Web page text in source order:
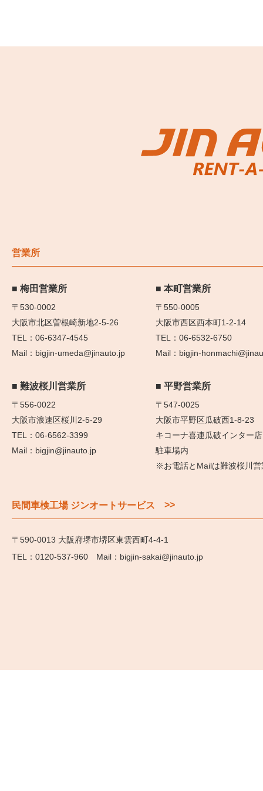
営業所
梅田営業所
〒530-0002
大阪市北区曽根崎新地2-5-26
06-6347-4545
bigjin-umeda@jinauto.jp
本町営業所
〒550-0005
大阪市西区西本町1-2-14
06-6532-6750
bigjin-
難波桜川営業所
〒556-0022
大阪市浪速区桜川2-5-29
06-6562-3399
bigjin@jinauto.jp
平野営業所
〒547-0025
大阪市平野区瓜破西1-8-23
キコーナ喜連瓜破インター店
駐車場内
※お電話とMailは難波桜川営
民間車検工場 ジンオートサービス >>
〒590-0013 大阪府堺市堺区東雲西町4-4-1
0120-537-960
bigjin-sakai@jinauto.jp